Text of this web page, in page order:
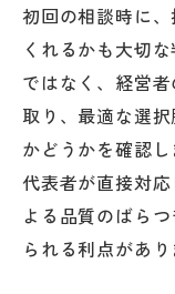
初回の相談時に
くれるかも大切
ではなく、経営
取り、最適な選
かどうかを確認
代表者が直接対
よる品質のばら
られる利点があり